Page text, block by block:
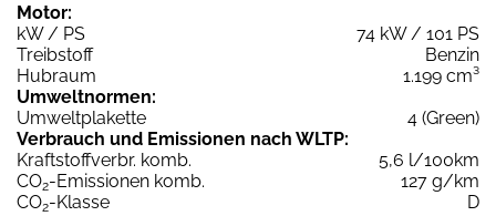
Motor:
kW / PS
74 kW / 101 PS
Treibstoff
Benzin
Hubraum
1.199 cm³
Umweltnormen:
Umweltplakette
4 (Green)
Verbrauch und Emissionen nach WLTP:
Kraftstoffverbr. komb.
5,6 l/100km
CO2-Emissionen komb.
127 g/km
CO2-Klasse
D